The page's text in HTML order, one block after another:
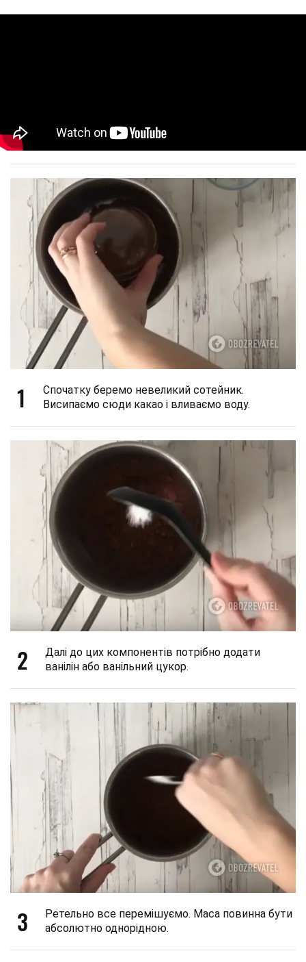
1
Спочатку беремо невеликий сотейник.
Висипаємо сюди какао і вливаємо воду.
2
Далі до цих компонентів потрібно додати
ванілін або ванільний цукор.
3
Ретельно все перемішуємо. Маса повинна бути
абсолютно однорідною.